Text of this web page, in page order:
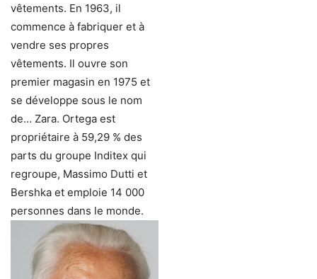
vêtements. En 1963, il
commence à fabriquer et à
vendre ses propres
vêtements. Il ouvre son
premier magasin en 1975 et
se développe sous le nom
de… Zara. Ortega est
propriétaire à 59,29 % des
parts du groupe Inditex qui
regroupe, Massimo Dutti et
Bershka et emploie 14 000
personnes dans le monde.